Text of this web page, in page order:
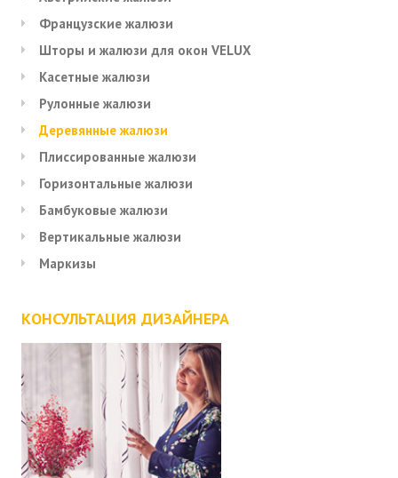
Французские жалюзи
Шторы и жалюзи для окон VELUX
Касетные жалюзи
Рулонные жалюзи
Деревянные жалюзи
Плиссированные жалюзи
Горизонтальные жалюзи
Бамбуковые жалюзи
Вертикальные жалюзи
Маркизы
КОНСУЛЬТАЦИЯ ДИЗАЙНЕРА